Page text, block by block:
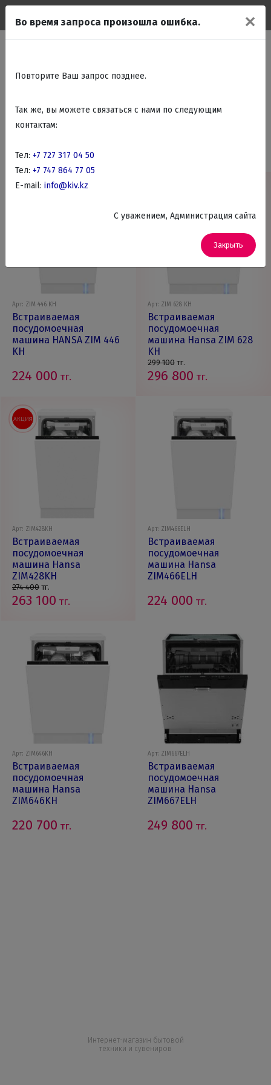
Hansa посудомоечные
Арт: ZIM 446 KH
Встраиваемая
посудомоечная
машина HANSA ZIM 446
KH
224 000 тг.
Арт: ZIM 628 KH
Встраиваемая
посудомоечная
машина Hansa ZIM 628
KH
299 100 тг.
296 800 тг.
Арт: ZIM428KH
Встраиваемая
посудомоечная
машина Hansa
ZIM428KH
274 400 тг.
263 100 тг.
АКЦИЯ
Арт: ZIM466ELH
Встраиваемая
посудомоечная
машина Hansa
ZIM466ELH
224 000 тг.
Арт: ZIM646KH
Встраиваемая
посудомоечная
машина Hansa
ZIM646KH
220 700 тг.
Арт: ZIM667ELH
Встраиваемая
посудомоечная
машина Hansa
ZIM667ELH
249 800 тг.
Интернет-магазин бытовой
техники и сувениров
✕
Во время запроса произошла ошибка.
Повторите Ваш запрос позднее.
Так же, вы можете связаться с нами по следующим
контактам:
Тел: +7 727 317 04 50
Тел: +7 747 864 77 05
E-mail: info@kiv.kz
C уважением, Администрация сайта
Закрыть